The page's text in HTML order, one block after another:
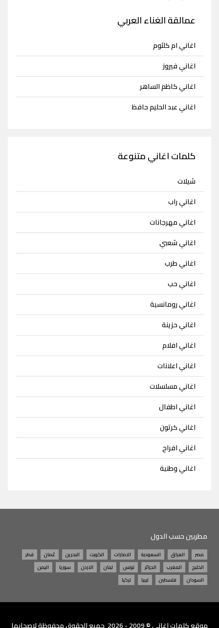
عمالقة الغناء العربي
اغاني ام كلثوم
اغاني فيروز
اغاني كاظم الساهر
اغاني عبد الحليم حافظ
كلمات اغاني متنوعة
شيلات
اغاني راب
اغاني مهرجانات
اغاني شعبي
اغاني طرب
اغاني حب
اغاني رومانسية
اغاني حزينة
اغاني افلام
اغاني اعلانات
اغاني مسلسلات
اغاني اطفال
اغاني كرتون
اغاني افراح
اغاني وطنية
مطربين حسب الدول
مصر العراق السعودية الامارات الكويت البحرين عُمان
قطر
الخليج
المغرب الجزائر تونس لبنان الاردن سوريا
اليمن
السودان
فلسطين ليبيا تركيا